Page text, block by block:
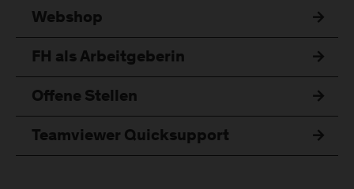
Webshop
FH als Arbeitgeberin
Offene Stellen
Teamviewer Quicksupport